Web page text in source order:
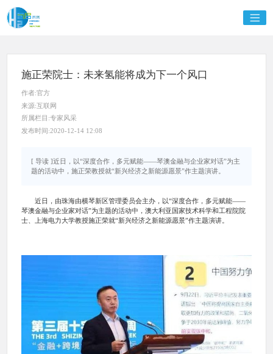
施正荣院士：未来氢能将成为下一个风口
作者:官方
来源:互联网
所属栏目:专家风采
发布时间:2020-12-14 12:08
[ 导读 ]近日，以“深度合作，多元赋能——琴澳金融与企业家对话”为主
题的活动中，施正荣教授就“新兴经济之新能源愿景”作主题演讲。
近日，由珠海由横琴新区管理委员会主办，以“深度合作，多元赋能——
琴澳金融与企业家对话”为主题的活动中，澳大利亚国家技术科学和工程院院
士、上海电力大学教授施正荣就“新兴经济之新能源愿景”作主题演讲。